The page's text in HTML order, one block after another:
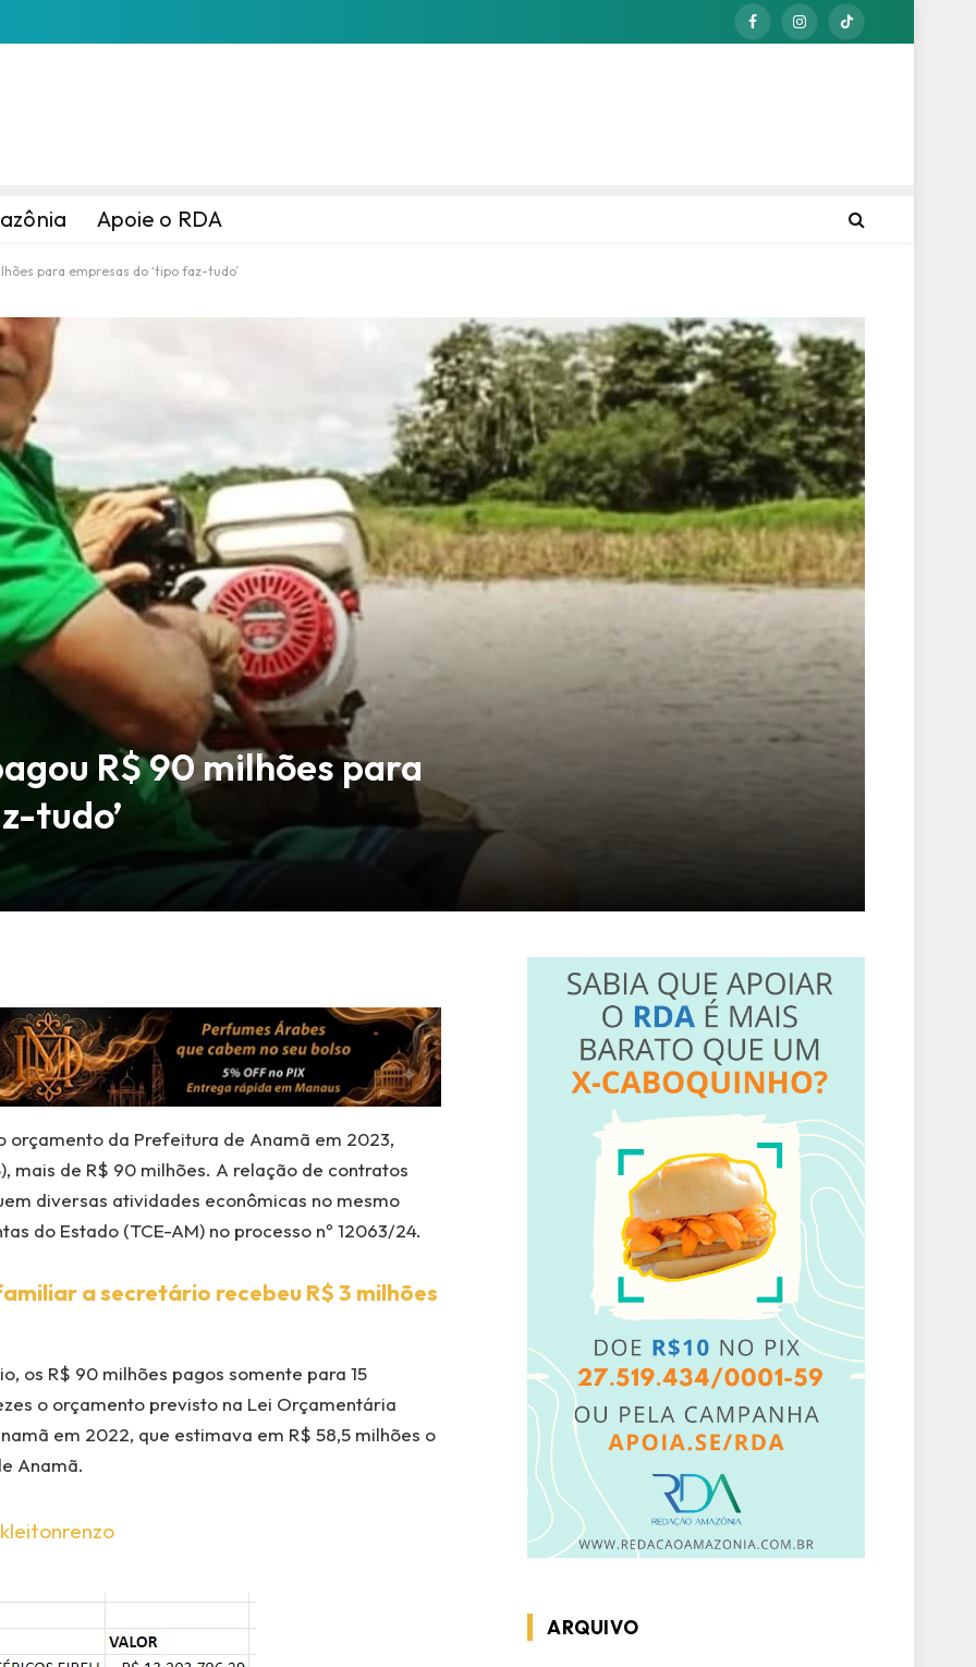
FacebookInstagramTikTok
Apoie o RDA
para empresas do ‘tipo faz-tudo’
R$ 90 milhões para
tudo’
orçamento da Prefeitura de Anamã em 2023,
mais de R$ 90 milhões. A relação de contratos
diversas atividades econômicas no mesmo
do Estado (TCE-AM) no processo nº 12063/24.
a secretário recebeu R$ 3 milhões
os R$ 90 milhões pagos somente para 15
o orçamento previsto na Lei Orçamentária
em 2022, que estimava em R$ 58,5 milhões o
Anamã.
ARQUIVO